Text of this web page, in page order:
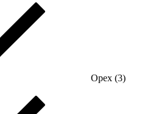
Орех (3)